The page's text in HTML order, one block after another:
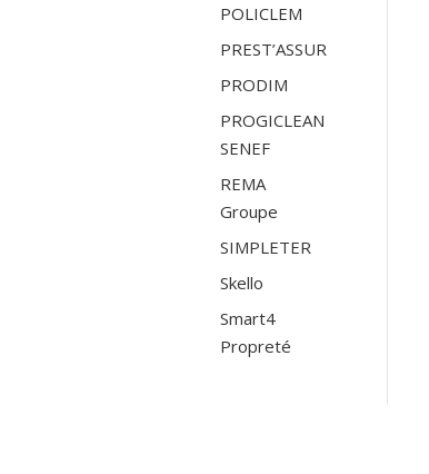
POLICLEM
PREST’ASSUR
PRODIM
PROGICLEAN
SENEF
REMA
Groupe
SIMPLETER
Skello
Smart4
Propreté